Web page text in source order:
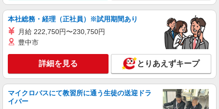
キープ 詳細を見る
アルバイト パート
ケンタッキーフライドチキン 恵比寿駅前店
カウンター・キッチンスタッフ ＜優先募集日
時＞日曜 9:00〜14:00
時給1300円
東京都渋谷区恵比寿西1-9-4
詳細を見る
本社総務・経理（正社員）※試用期間あり
月給 222,750円〜230,750円
豊中市
詳細を見る とりあえずキープ
マイクロバスにて教習所に通う生徒の送迎ドラ
イバー